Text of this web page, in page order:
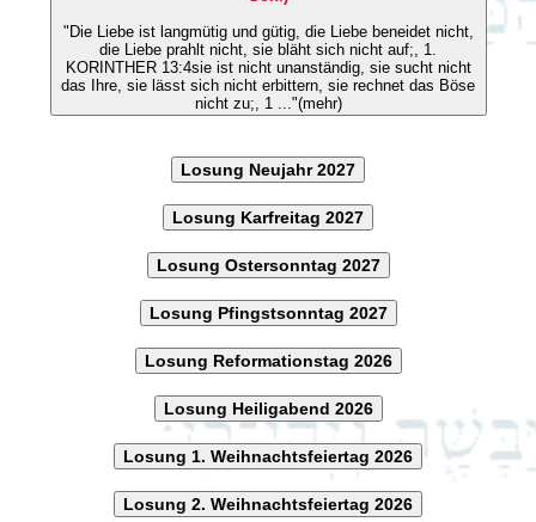
"Die Liebe ist langmütig und gütig, die Liebe beneidet nicht,
die Liebe prahlt nicht, sie bläht sich nicht auf;, 1.
KORINTHER 13:4sie ist nicht unanständig, sie sucht nicht
das Ihre, sie lässt sich nicht erbittern, sie rechnet das Böse
nicht zu;, 1 ..."(mehr)
Losung Neujahr 2027
Losung Karfreitag 2027
Losung Ostersonntag 2027
Losung Pfingstsonntag 2027
Losung Reformationstag 2026
Losung Heiligabend 2026
Losung 1. Weihnachtsfeiertag 2026
Losung 2. Weihnachtsfeiertag 2026